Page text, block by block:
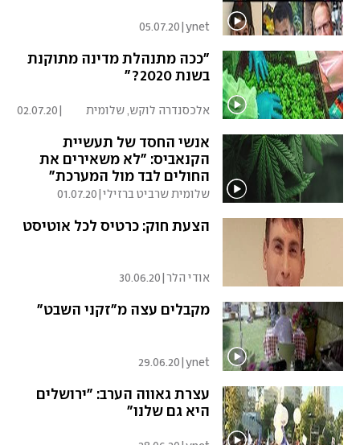
ynet
|
05.07.20
"ככה מתנהלת מדינה מתוקנת
בשנת 2020?"
אלכסנדרה לוקש, שלומית
02.07.20
אנשי החסד של תעשיית
הקנאביס: "לא משאירים את
החולים לבד מול המערכת"
שלומית שרביט ברזילי|
01.07.20
הצעת חוק: כרטיס לכל אוטיסט
אודי הלר|
30.06.20
מקבלים עצה מ"זקני השבט"
ynet
|
29.06.20
עצרת גאווה הערב: "ירושלים
היא גם שלנו"